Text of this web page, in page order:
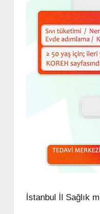
İstanbul İl Sağlık